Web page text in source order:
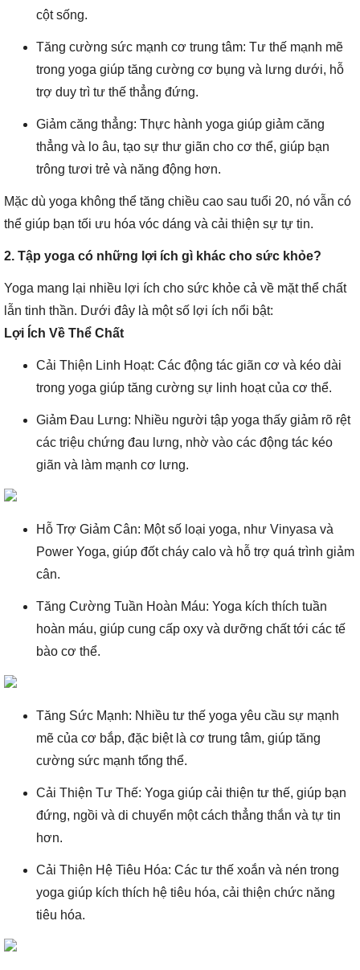
cột sống.
Tăng cường sức mạnh cơ trung tâm: Tư thế mạnh mẽ
trong yoga giúp tăng cường cơ bụng và lưng dưới, hỗ
trợ duy trì tư thế thẳng đứng.
Giảm căng thẳng: Thực hành yoga giúp giảm căng
thẳng và lo âu, tạo sự thư giãn cho cơ thể, giúp bạn
trông tươi trẻ và năng động hơn.
Mặc dù yoga không thể tăng chiều cao sau tuổi 20, nó vẫn có
thể giúp bạn tối ưu hóa vóc dáng và cải thiện sự tự tin.
2. Tập yoga có những lợi ích gì khác cho sức khỏe?
Yoga mang lại nhiều lợi ích cho sức khỏe cả về mặt thể chất
lẫn tinh thần. Dưới đây là một số lợi ích nổi bật:
Lợi Ích Về Thể Chất
Cải Thiện Linh Hoạt: Các động tác giãn cơ và kéo dài
trong yoga giúp tăng cường sự linh hoạt của cơ thể.
Giảm Đau Lưng: Nhiều người tập yoga thấy giảm rõ rệt
các triệu chứng đau lưng, nhờ vào các động tác kéo
giãn và làm mạnh cơ lưng.
Hỗ Trợ Giảm Cân: Một số loại yoga, như Vinyasa và
Power Yoga, giúp đốt cháy calo và hỗ trợ quá trình giảm
cân.
Tăng Cường Tuần Hoàn Máu: Yoga kích thích tuần
hoàn máu, giúp cung cấp oxy và dưỡng chất tới các tế
bào cơ thể.
Tăng Sức Mạnh: Nhiều tư thế yoga yêu cầu sự mạnh
mẽ của cơ bắp, đặc biệt là cơ trung tâm, giúp tăng
cường sức mạnh tổng thể.
Cải Thiện Tư Thế: Yoga giúp cải thiện tư thế, giúp bạn
đứng, ngồi và di chuyển một cách thẳng thắn và tự tin
hơn.
Cải Thiện Hệ Tiêu Hóa: Các tư thế xoắn và nén trong
yoga giúp kích thích hệ tiêu hóa, cải thiện chức năng
tiêu hóa.